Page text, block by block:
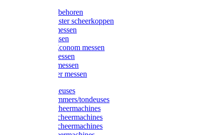
Messen toebehoren
Moser & Oster scheerkoppen
Hauptner messen
Liscop messen
Aesculap/Econom messen
Heiniger messen
Constanta messen
FarmClipper messen
Moser tondeuses
Overige trimmers/tondeuses
Heiniger scheermachines
Hauptner scheermachines
Aesculap scheermachines